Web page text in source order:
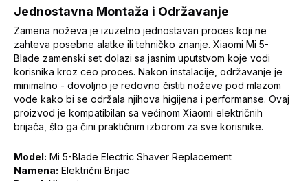
Jednostavna Montaža i Održavanje
Zamena noževa je izuzetno jednostavan proces koji ne
zahteva posebne alatke ili tehničko znanje. Xiaomi Mi 5-
Blade zamenski set dolazi sa jasnim uputstvom koje vodi
korisnika kroz ceo proces. Nakon instalacije, održavanje je
minimalno - dovoljno je redovno čistiti noževe pod mlazom
vode kako bi se održala njihova higijena i performanse. Ovaj
proizvod je kompatibilan sa većinom Xiaomi električnih
brijača, što ga čini praktičnim izborom za sve korisnike.
Model: Mi 5-Blade Electric Shaver Replacement
Namena: Električni Brijac